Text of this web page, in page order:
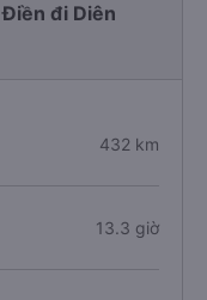
đi Diên
432 km
13.3 giờ